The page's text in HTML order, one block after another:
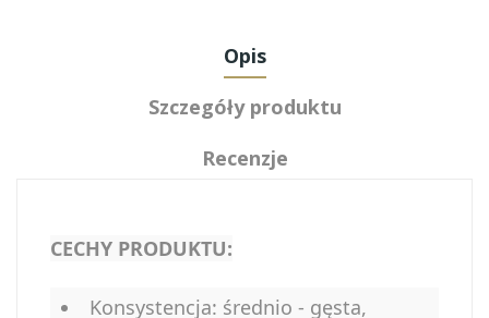
Opis
Szczegóły produktu
Recenzje
CECHY PRODUKTU:
Konsystencja: średnio - gęsta,